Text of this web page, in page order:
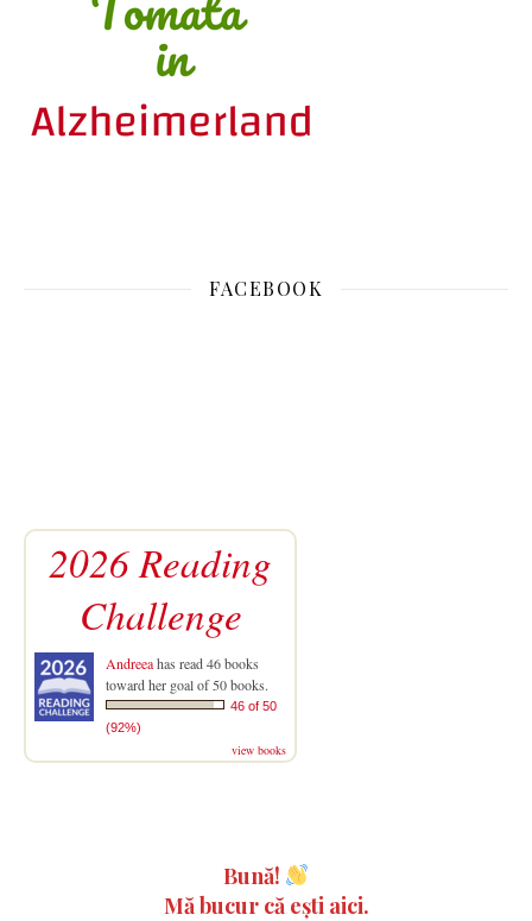
FACEBOOK
2026 Reading
Challenge
Andreeahas read 46 books
toward her goal of 50 books.
46 of 50
(92%)
view books
Bună!
Mă bucur că ești aici.